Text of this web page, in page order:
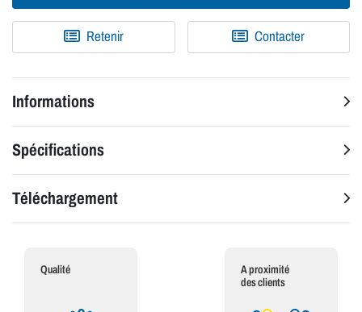
Retenir Contacter
Informations
Spécifications
Téléchargement
Qualité
A proximité
des clients